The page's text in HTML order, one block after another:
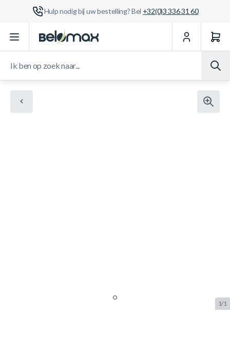
Hulp nodig bij uw bestelling? Bel +32(0)3 336 31 60
Ga naar de inhoud
1/1